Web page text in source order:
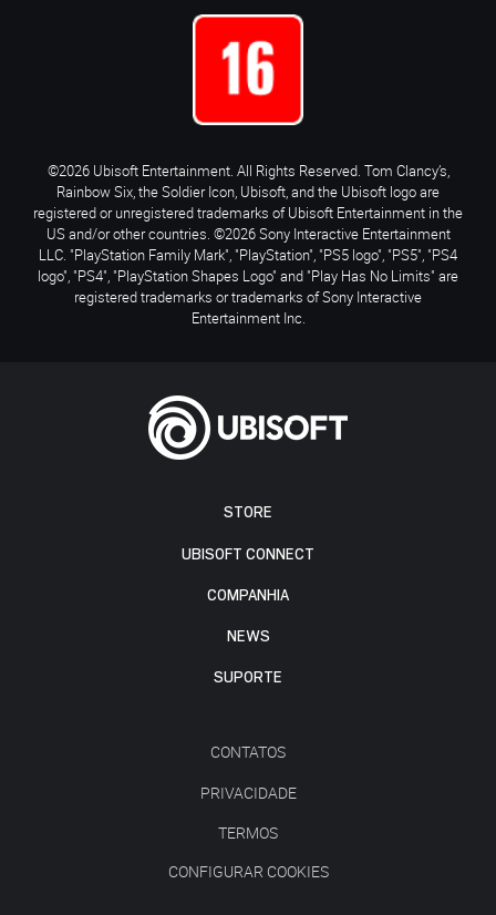
STORE
UBISOFT CONNECT
COMPANHIA
NEWS
SUPORTE
CONTATOS
PRIVACIDADE
TERMOS
CONFIGURAR COOKIES
©2026 Ubisoft Entertainment. All Rights Reserved. Tom Clancy’s,
Rainbow Six, the Soldier Icon, Ubisoft, and the Ubisoft logo are
registered or unregistered trademarks of Ubisoft Entertainment in the
US and/or other countries. ©2026 Sony Interactive Entertainment
LLC. "PlayStation Family Mark", "PlayStation", "PS5 logo", "PS5", "PS4
logo", "PS4", "PlayStation Shapes Logo" and "Play Has No Limits" are
registered trademarks or trademarks of Sony Interactive
Entertainment Inc.